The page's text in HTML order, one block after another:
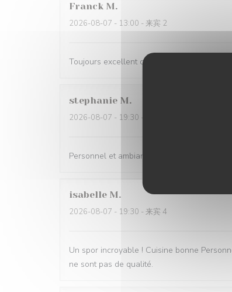
Franck M
2026-08-07 - 13:00 - 来宾 2
Toujours excellent chez Pierre et son
stephanie M
2026-08-07 - 19:30 - 来宾 4
Personnel et ambiance très sympa Plats bons
isabelle M
2026-08-07 - 19:30 - 来宾 4
Un spor incroyable ! Cuisine bonne
ne sont pas de qualité.